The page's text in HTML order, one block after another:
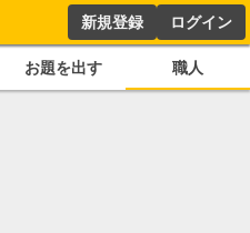
新規登録 ログイン
お題を出す 職人